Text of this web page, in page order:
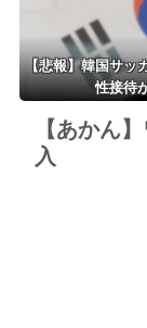
【悲報】韓国サッ
性接待
【あかん
入